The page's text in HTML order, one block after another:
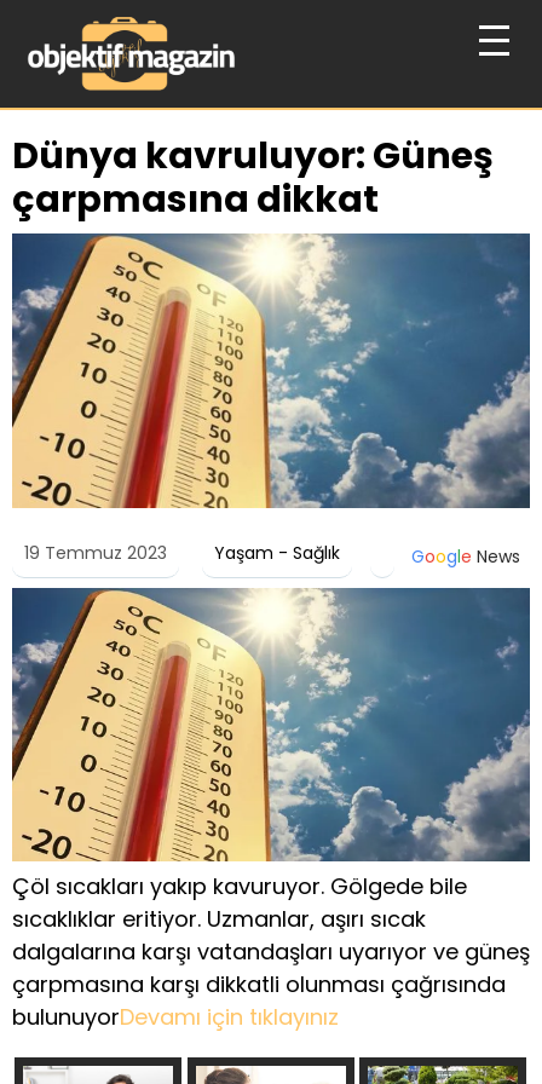
Dünya kavruluyor: Güneş
çarpmasına dikkat
19 Temmuz 2023 Yaşam - Sağlık Google News
Çöl sıcakları yakıp kavuruyor. Gölgede bile
sıcaklıklar eritiyor. Uzmanlar, aşırı sıcak
dalgalarına karşı vatandaşları uyarıyor ve güneş
çarpmasına karşı dikkatli olunması çağrısında
bulunuyorDevamı için tıklayınız